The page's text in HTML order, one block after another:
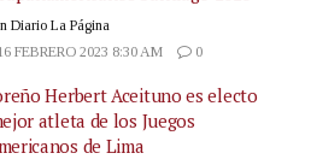
Diario La Página
FEBRERO 2023 8:30 AM
0
Herbert Aceituno es electo
atleta de los Juegos
de Lima